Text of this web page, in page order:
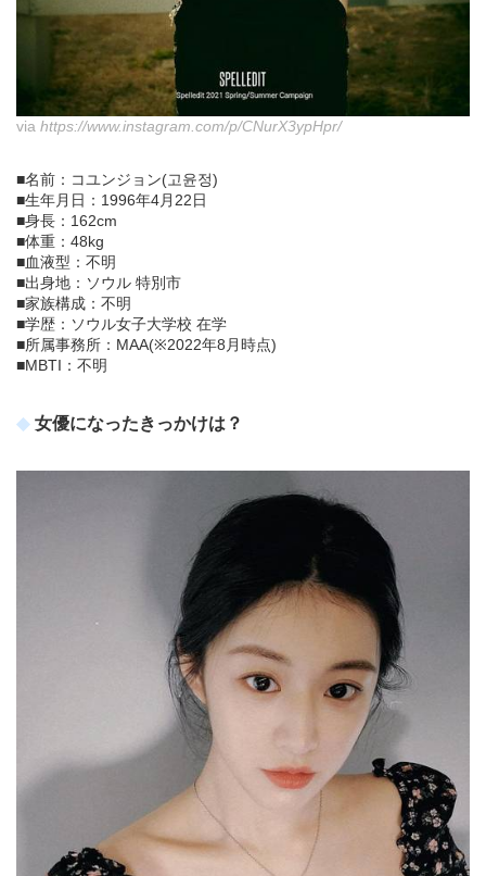
via https://www.instagram.com/p/CNurX3ypHpr/
■名前：コユンジョン(고윤정)
■生年月日：1996年4月22日
■身長：162cm
■体重：48kg
■血液型：不明
■出身地：ソウル 特別市
■家族構成：不明
■学歴：ソウル女子大学校 在学
■所属事務所：MAA(※2022年8月時点)
■MBTI：不明
女優になったきっかけは？